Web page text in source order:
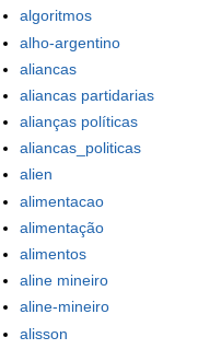
algoritmos
alho-argentino
aliancas
aliancas partidarias
alianças políticas
aliancas_politicas
alien
alimentacao
alimentação
alimentos
aline mineiro
aline-mineiro
alisson